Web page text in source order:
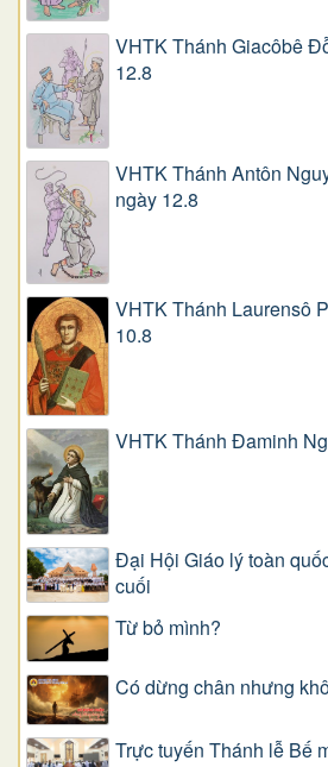
VHTK Thánh Giacôbê
12.8
VHTK Thánh Antôn
ngày 12.8
VHTK Thánh Laurensô
10.8
VHTK Thánh Đaminh
Đại Hội Giáo lý toàn
cuối
Từ bỏ mình?
Có dừng chân nhưng
Trực tuyến Thánh lễ Bế